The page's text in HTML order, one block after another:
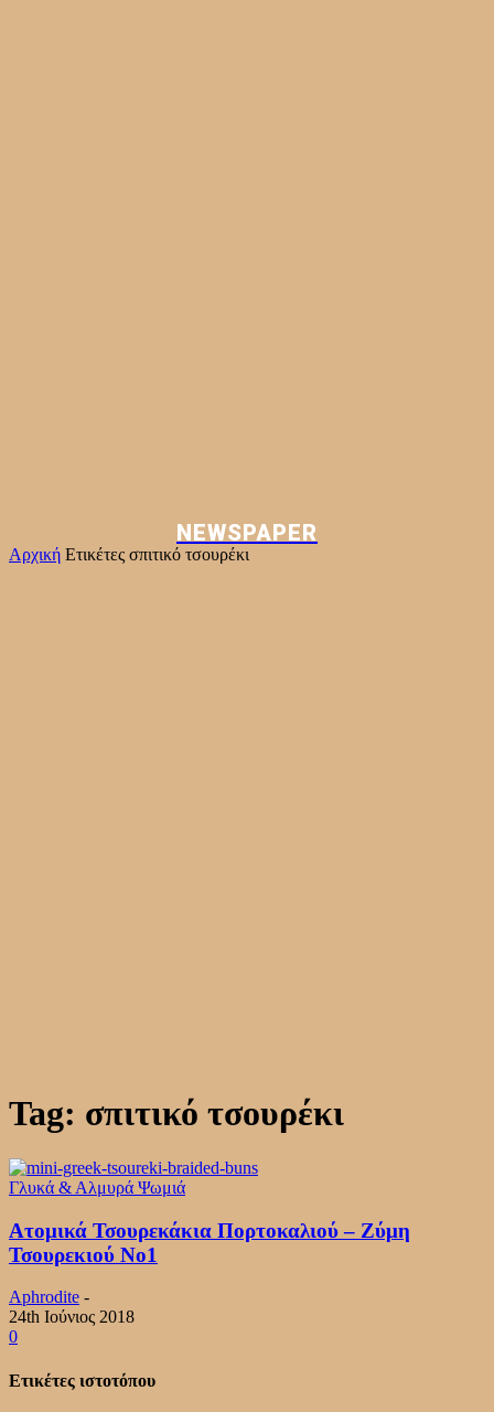
NEWSPAPER
Αρχική Ετικέτες σπιτικό τσουρέκι
Tag: σπιτικό τσουρέκι
Γλυκά & Αλμυρά Ψωμιά
Ατομικά Τσουρεκάκια Πορτοκαλιού – Ζύμη
Τσουρεκιού Νο1
Aphrodite -
24th Ιούνιος 2018
0
Ετικέτες ιστοτόπου